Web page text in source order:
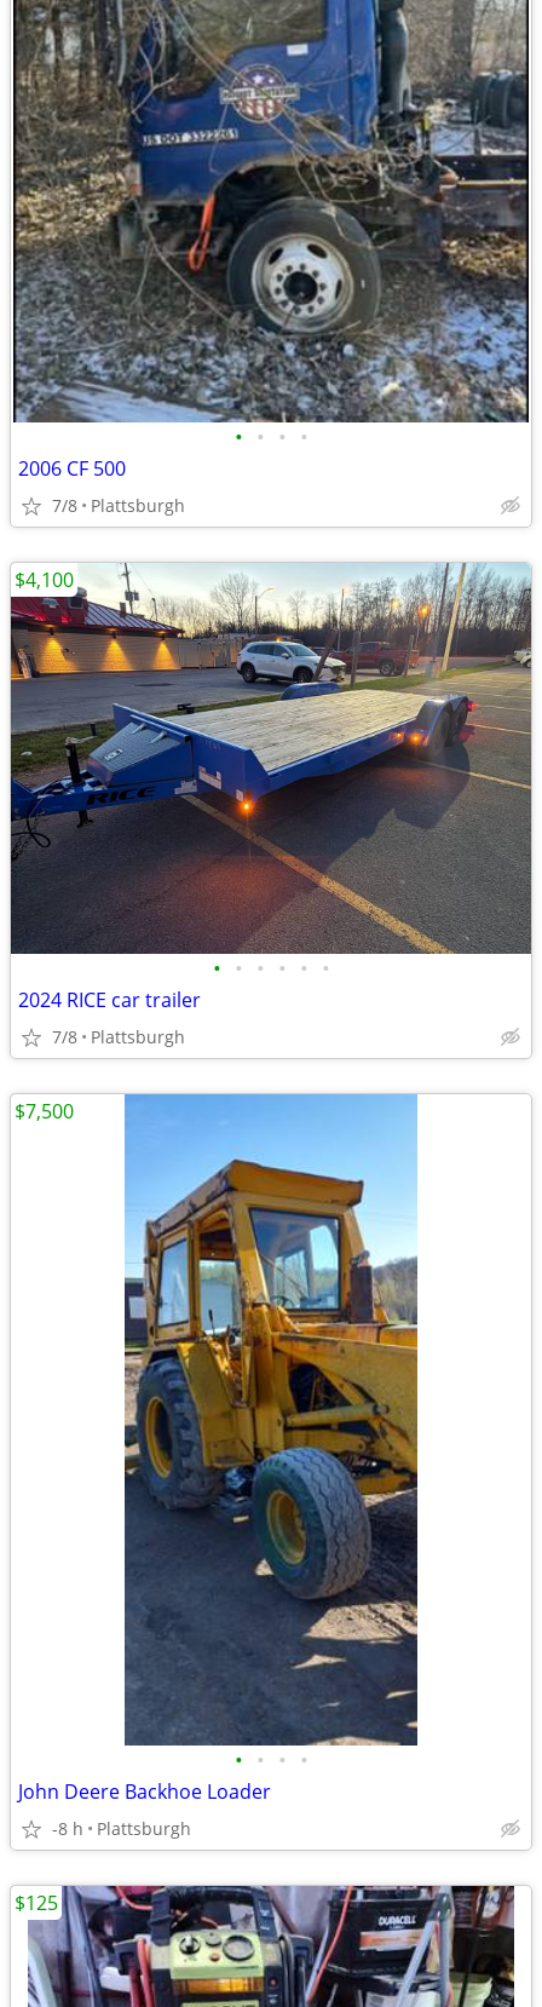
• • • •
2006 CF 500
7/8 Plattsburgh
• • • • • •
2024 RICE car trailer
7/8 Plattsburgh
$4,100
• • • •
John Deere Backhoe Loader
-8 h Plattsburgh
$7,500
$125